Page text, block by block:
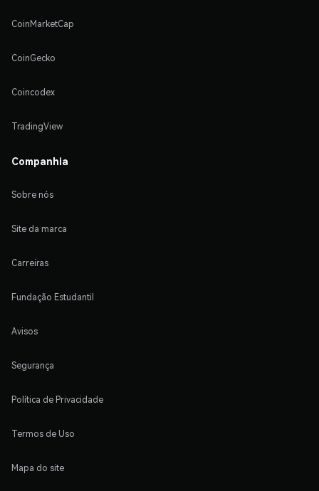
CoinMarketCap
CoinGecko
Coincodex
TradingView
Companhia
Sobre nós
Site da marca
Carreiras
Fundação Estudantil
Avisos
Segurança
Política de Privacidade
Termos de Uso
Mapa do site